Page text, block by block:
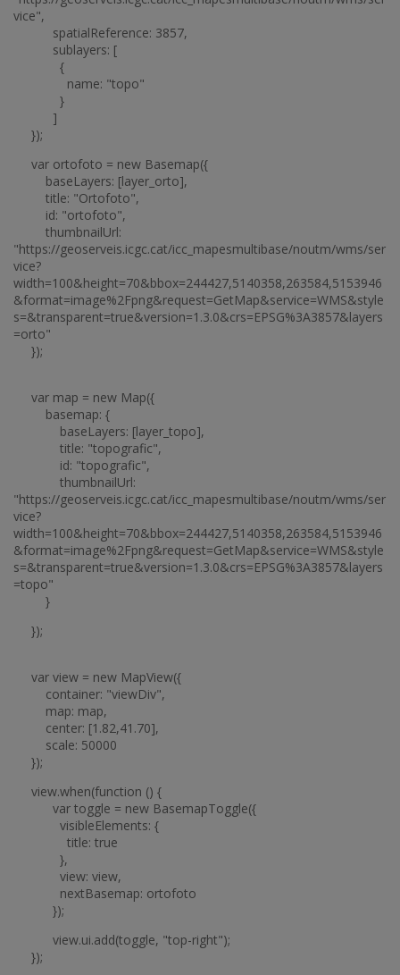
vice",
spatialReference: 3857,
sublayers: [
{
name: "topo"
}
]
});
var ortofoto = new Basemap({
baseLayers: [layer_orto],
title: "Ortofoto",
id: "ortofoto",
thumbnailUrl:
"https://geoserveis.icgc.cat/icc_mapesmultibase/noutm/wms/ser
vice?
width=100&height=70&bbox=244427,5140358,263584,5153946
&format=image%2Fpng&request=GetMap&service=WMS&style
s=&transparent=true&version=1.3.0&crs=EPSG%3A3857&layers
=orto"
});
var map = new Map({
basemap: {
baseLayers: [layer_topo],
title: "topografic",
id: "topografic",
thumbnailUrl:
"https://geoserveis.icgc.cat/icc_mapesmultibase/noutm/wms/ser
vice?
width=100&height=70&bbox=244427,5140358,263584,5153946
&format=image%2Fpng&request=GetMap&service=WMS&style
s=&transparent=true&version=1.3.0&crs=EPSG%3A3857&layers
=topo"
}
});
var view = new MapView({
container: "viewDiv",
map: map,
center: [1.82,41.70],
scale: 50000
});
view.when(function () {
var toggle = new BasemapToggle({
visibleElements: {
title: true
},
view: view,
nextBasemap: ortofoto
});
view.ui.add(toggle, "top-right");
});